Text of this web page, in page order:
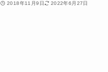
2018年11月9日 2022年6月27日